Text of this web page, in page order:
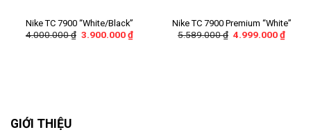
Nike TC 7900 “White/Black”
4.000.000₫ 3.900.000₫
Nike TC 7900 Premium “White”
5.589.000₫ 4.999.000₫
GIỚI THIỆU